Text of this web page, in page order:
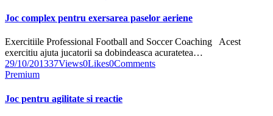
Joc complex pentru exersarea paselor aeriene
Exercitiile Professional Football and Soccer Coaching Acest
exercitiu ajuta jucatorii sa dobindeasca acuratetea…
29/10/201337Views0Likes0Comments
Premium
Joc pentru agilitate si reactie